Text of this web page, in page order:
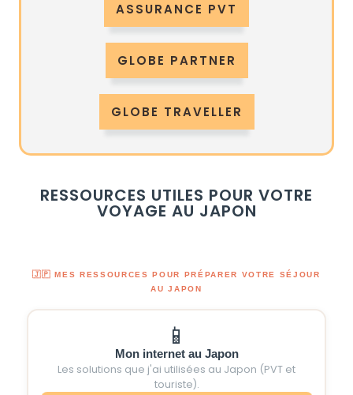
ASSURANCE PVT
GLOBE PARTNER
GLOBE TRAVELLER
RESSOURCES UTILES POUR VOTRE
VOYAGE AU JAPON
🇯🇵 MES RESSOURCES POUR PRÉPARER VOTRE SÉJOUR
AU JAPON
📱
Mon internet au Japon
Les solutions que j'ai utilisées au Japon (PVT et
touriste).